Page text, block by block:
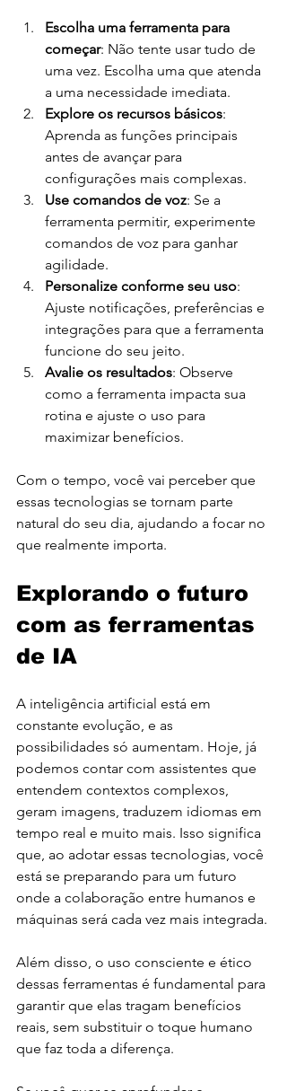
Escolha uma ferramenta para
começar: Não tente usar tudo de
uma vez. Escolha uma que atenda
a uma necessidade imediata.
Explore os recursos básicos:
Aprenda as funções principais
antes de avançar para
configurações mais complexas.
Use comandos de voz: Se a
ferramenta permitir, experimente
comandos de voz para ganhar
agilidade.
Personalize conforme seu uso:
Ajuste notificações, preferências e
integrações para que a ferramenta
funcione do seu jeito.
Avalie os resultados: Observe
como a ferramenta impacta sua
rotina e ajuste o uso para
maximizar benefícios.
Com o tempo, você vai perceber que
essas tecnologias se tornam parte
natural do seu dia, ajudando a focar no
que realmente importa.
Explorando o futuro
com as ferramentas
de IA
A inteligência artificial está em
constante evolução, e as
possibilidades só aumentam. Hoje, já
podemos contar com assistentes que
entendem contextos complexos,
geram imagens, traduzem idiomas em
tempo real e muito mais. Isso significa
que, ao adotar essas tecnologias, você
está se preparando para um futuro
onde a colaboração entre humanos e
máquinas será cada vez mais integrada.
Além disso, o uso consciente e ético
dessas ferramentas é fundamental para
garantir que elas tragam benefícios
reais, sem substituir o toque humano
que faz toda a diferença.